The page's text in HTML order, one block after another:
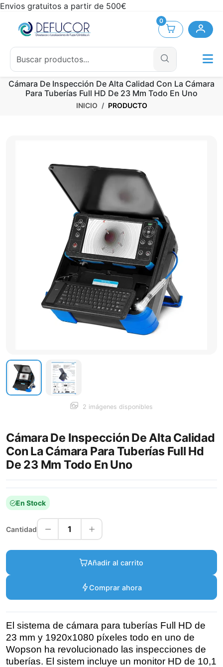
Envios gratuitos a partir de 500€
0
Cámara De Inspección De Alta Calidad Con La Cámara
Para Tuberías Full HD De 23 Mm Todo En Uno
INICIO PRODUCTO
2 imágenes disponibles
Cámara De Inspección De Alta Calidad
Con La Cámara Para Tuberías Full Hd
De 23 Mm Todo En Uno
En Stock
Cantidad 1
Añadir al carrito
Comprar ahora
El sistema de cámara para tuberías Full HD de
23 mm y 1920x1080 píxeles todo en uno de
Wopson ha revolucionado las inspecciones de
tuberías. El sistem incluye un monitor HD de 10,1